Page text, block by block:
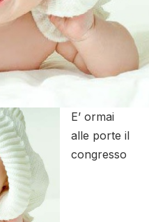
E’ ormai
alle porte il
congresso